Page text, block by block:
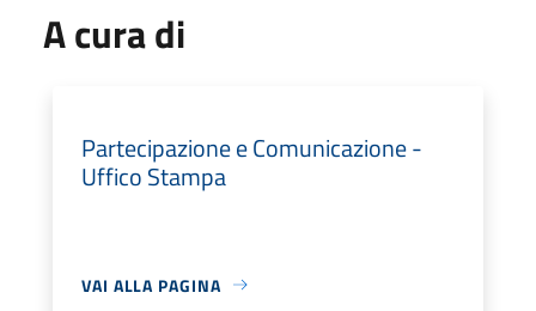
A cura di
Partecipazione e Comunicazione -
Uffico Stampa
VAI ALLA PAGINA